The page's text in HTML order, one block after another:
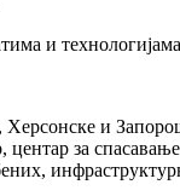
и
Херсонске и
за